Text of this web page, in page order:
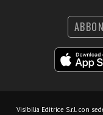
Visibilia Editrice S.r.l. con